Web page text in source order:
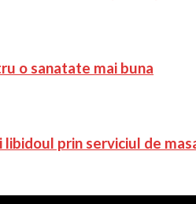
o sanatate mai buna
prin serviciul de